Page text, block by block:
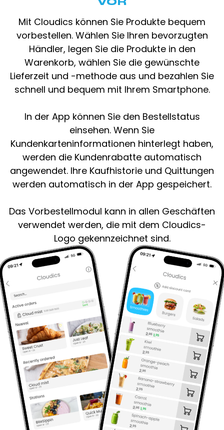
Mit Cloudics können Sie Produkte bequem
vorbestellen. Wählen Sie Ihren bevorzugten
Händler, legen Sie die Produkte in den
Warenkorb, wählen Sie die gewünschte
Lieferzeit und -methode aus und bezahlen Sie
schnell und bequem mit Ihrem Smartphone.
In der App können Sie den Bestellstatus
einsehen. Wenn Sie
Kundenkarteninformationen hinterlegt haben,
werden die Kundenrabatte automatisch
angewendet. Ihre Kaufhistorie und Quittungen
werden automatisch in der App gespeichert.
Das Vorbestellmodul kann in allen Geschäften
verwendet werden, die mit dem Cloudics-
Logo gekennzeichnet sind.